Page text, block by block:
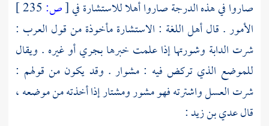
صاروا في هذه الدرجة صاروا أهلا للاستشارة في[ص:
الأمور . قال أهل اللغة : الاستشارة مأخوذة من قول العرب :
شرت الدابة وشورتها إذا علمت خبرها بجري أو غيره . ويقال
للموضع الذي تركض فيه : مشوار . وقد يكون من قولهم :
شرت العسل واشترته فهو مشور ومشتار إذا أخذته من موضعه ،
قالعدي بن زيد: